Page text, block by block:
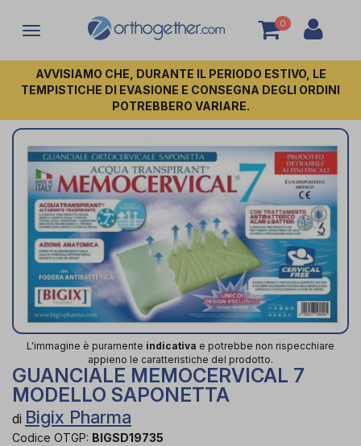
Attiva/disattiva
navigazione
0
AVVISIAMO CHE, DURANTE IL PERIODO ESTIVO, LE
TEMPISTICHE DI EVASIONE E CONSEGNA DEGLI ORDINI
POTREBBERO VARIARE.
L'immagine è puramente indicativa e potrebbe non rispecchiare
appieno le caratteristiche del prodotto.
GUANCIALE MEMOCERVICAL 7
MODELLO SAPONETTA
di Bigix Pharma
Codice OTGP: BIGSD19735